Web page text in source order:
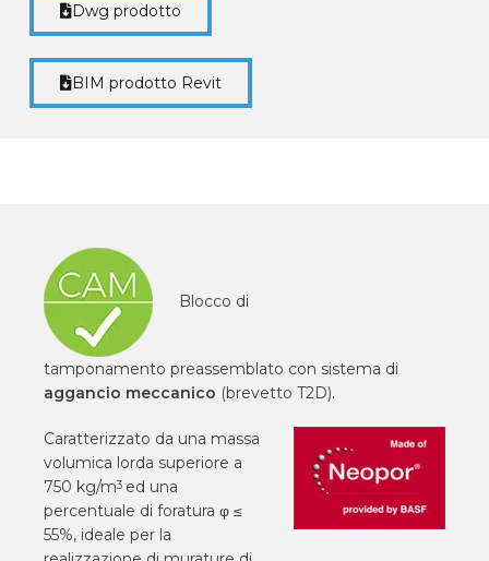
Dwg prodotto
BIM prodotto Revit
Blocco di
tamponamento preassemblato con sistema di
aggancio meccanico (brevetto T2D).
Caratterizzato da una massa
volumica lorda superiore a
750 kg/m3 ed una
percentuale di foratura φ ≤
55%, ideale per la